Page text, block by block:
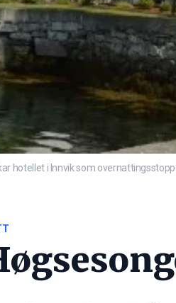
hotellet i Innvik som